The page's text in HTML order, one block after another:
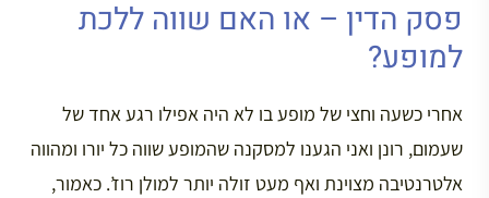
פסק הדין – או האם שווה ללכת
למופע?
אחרי כשעה וחצי של מופע בו לא היה אפילו רגע אחד של
שעמום, רונן ואני הגענו למסקנה שהמופע שווה כל יורו ומהווה
אלטרנטיבה מצוינת ואף מעט זולה יותר למולן רוז’. כאמור,